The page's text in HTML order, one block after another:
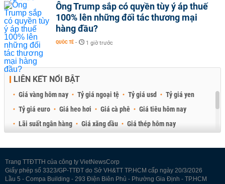
Ông Trump sắp có quyền tùy ý áp thuế
100% lên những đối tác thương mại
hàng đầu?
QUỐC TẾ - 1 giờ trước
LIÊN KẾT NỔI BẬT
Giá vàng hôm nay Tỷ giá ngoại tệ Tỷ giá usd
Tỷ giá yen
Tỷ giá euro
Giá heo hơi Giá cà phê
Giá tiêu hôm nay
Lãi suất ngân hàng
Giá xăng dầu
Giá thép hôm nay
Trang TTĐTTH của công ty VietNewsCorp
Giấy phép số 3323/GP-TTĐT do Sở VH&TT TP.HCM cấp ngày 20/3/2026
Lầu 5 - Compa Building - 293 Điện Biên Phủ - Phường Gia Định - TP.HCM